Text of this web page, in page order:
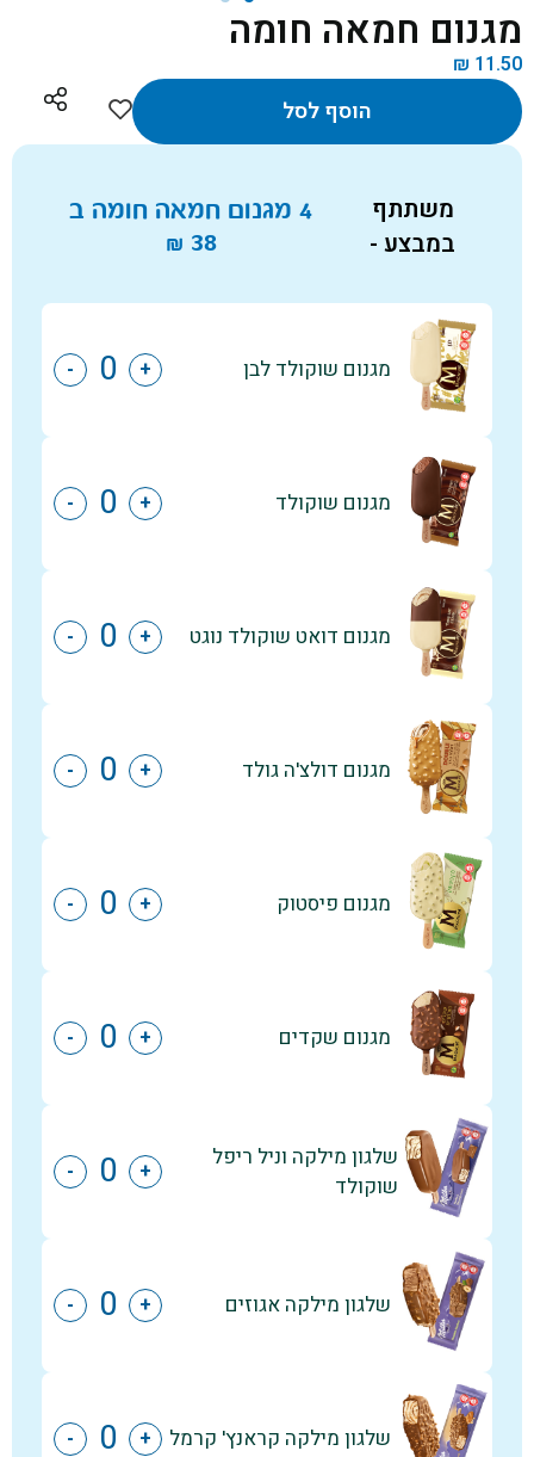
מגנום חמאה חומה
₪ 11.50
הוסף לסל
משתתף
במבצע -
4 מגנום חמאה חומה ב
₪ 38
מגנום שוקולד לבן +
-
מגנום שוקולד +
-
מגנום דואט שוקולד נוגט +
-
מגנום דולצ'ה גולד +
-
מגנום פיסטוק +
-
מגנום שקדים +
-
שלגון מילקה וניל ריפל
שוקולד
+
-
שלגון מילקה אגוזים +
-
שלגון מילקה קראנץ' קרמל +
-